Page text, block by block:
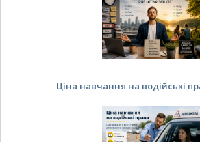
Ціна навчання на водійські